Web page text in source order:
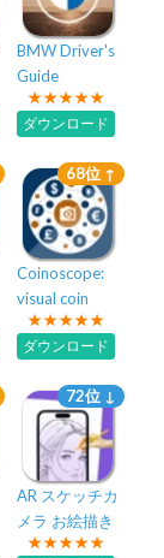
BMW Driver's
Guide
ダウンロード
68位 ↑
Coinoscope:
visual coin
search
ダウンロード
72位 ↓
AR スケッチカ
メラ お絵描き